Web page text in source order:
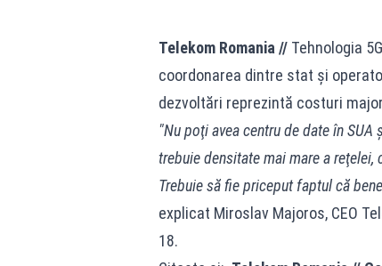
Telekom Romania //Tehnologia
coordonarea dintre stat şi
dezvoltări reprezintă costuri
"Nu poţi avea centru de date în
trebuie densitate mai mare a
Trebuie să fie priceput faptul că
explicat Miroslav Majoros, CEO
18.